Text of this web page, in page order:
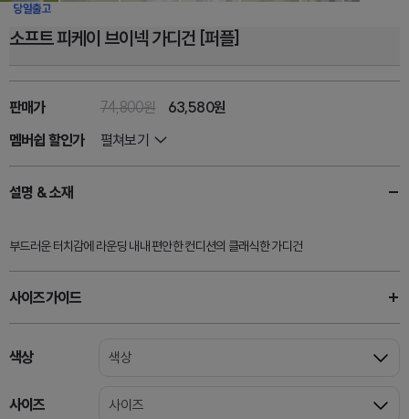
소프트 피케이 브이넥 가디건 [퍼플]
판매가 74,800원 63,580원
멤버쉽 할인가
펼쳐보기
설명 & 소재
부드러운 터치감에 라운딩 내내 편안한 컨디션의 클래식한 가디건
사이즈가이드
색상 색상
사이즈 사이즈